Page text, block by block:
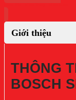
Giới thiệu
THÔNG
BOSCH